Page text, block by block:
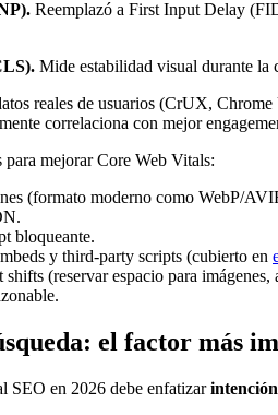
Reemplazó a First Input Delay
Mide estabilidad visual durante la
reales de usuarios (CrUX,
correlaciona con mejor
para mejorar Core Web Vitals:
(formato moderno como WebP/
bloqueante.
y third-party scripts (cubierto en
(reservar espacio para imágenes,
el factor más
SEO en 2026 debe enfatizar